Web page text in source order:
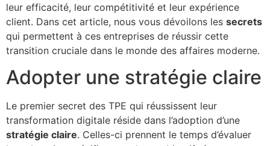
leur efficacité, leur compétitivité et leur expérience
client. Dans cet article, nous vous dévoilons les secrets
qui permettent à ces entreprises de réussir cette
transition cruciale dans le monde des affaires moderne.
Adopter une stratégie claire
Le premier secret des TPE qui réussissent leur
transformation digitale réside dans l’adoption d’une
stratégie claire. Celles-ci prennent le temps d’évaluer